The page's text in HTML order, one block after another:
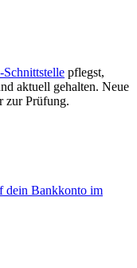
Schnittstelle pflegst,
aktuell gehalten. Neue
zur Prüfung.
dein Bankkonto im